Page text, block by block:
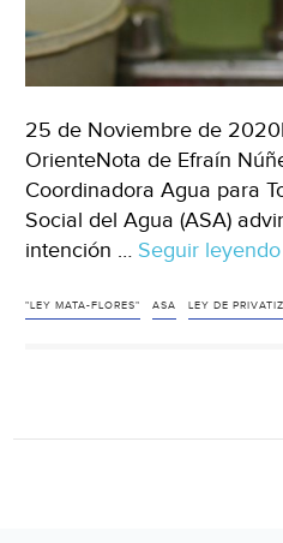
25 de Noviembre de
OrienteNota de Efraín
Coordinadora Agua para
Social del Agua (ASA)
intención … Seguir leyendo
"LEY MATA-FLORES" ASA LEY DE